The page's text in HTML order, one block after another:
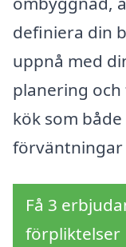
definiera din
uppnå med
planering
kök som
förväntningar
Få 3
förpliktelser